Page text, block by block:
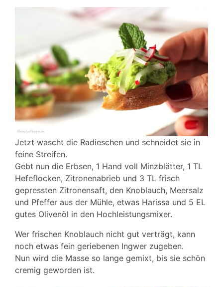
Jetzt wascht die Radieschen und schneidet sie in
feine Streifen.
Gebt nun die Erbsen, 1 Hand voll Minzblätter, 1 TL
Hefeflocken, Zitronenabrieb und 3 TL frisch
gepressten Zitronensaft, den Knoblauch, Meersalz
und Pfeffer aus der Mühle, etwas Harissa und 5 EL
gutes Olivenöl in den Hochleistungsmixer.
Wer frischen Knoblauch nicht gut verträgt, kann
noch etwas fein geriebenen Ingwer zugeben.
Nun wird die Masse so lange gemixt, bis sie schön
cremig geworden ist.